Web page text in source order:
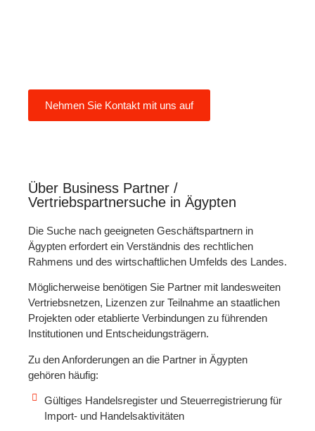
Nehmen Sie Kontakt mit uns auf
Über Business Partner /
Vertriebspartnersuche in Ägypten
Die Suche nach geeigneten Geschäftspartnern in
Ägypten erfordert ein Verständnis des rechtlichen
Rahmens und des wirtschaftlichen Umfelds des Landes.
Möglicherweise benötigen Sie Partner mit landesweiten
Vertriebsnetzen, Lizenzen zur Teilnahme an staatlichen
Projekten oder etablierte Verbindungen zu führenden
Institutionen und Entscheidungsträgern.
Zu den Anforderungen an die Partner in Ägypten
gehören häufig:
Gültiges Handelsregister und Steuerregistrierung für
Import- und Handelsaktivitäten